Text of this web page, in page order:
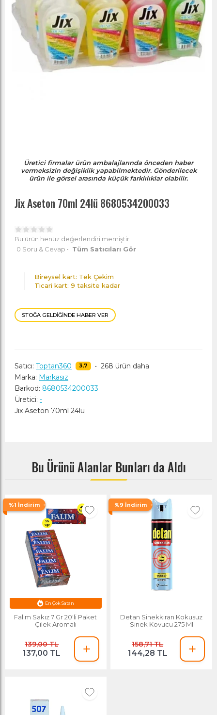
Üretici firmalar ürün ambalajlarında önceden haber
vermeksizin değişiklik yapabilmektedir. Gönderilecek
ürün ile görsel arasında küçük farklılıklar olabilir.
Jix Aseton 70ml 24lü 8680534200033
Bu ürün henüz değerlendirilmemiştir.
0 Soru & Cevap • Tüm Satıcıları Gör
Bireysel kart: Tek Çekim
Ticari kart: 9 taksite kadar
STOĞA GELDIĞINDE HABER VER
Satıcı: Toptan360 3,7 • 268 ürün daha
Marka: Markasız
Barkod: 8680534200033
Üretici: -
Jix Aseton 70ml 24lü
Bu Ürünü Alanlar Bunları da Aldı
%1 İndirim
En Çok Satan
Falım Sakız 7 Gr 20'li Paket
Çilek Aromalı
139,00 TL
137,00 TL
%9 İndirim
Detan Sinekkıran Kokusuz
Sinek Kovucu 275 Ml
158,71 TL
144,28 TL